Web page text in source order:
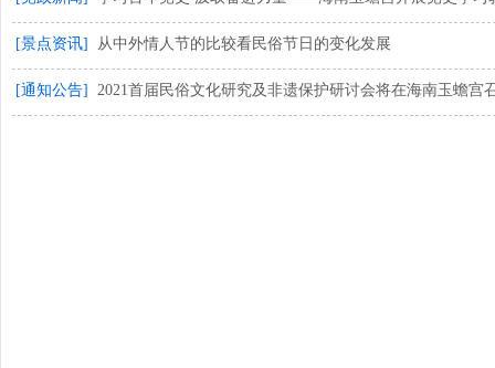
[景点资讯] 从中外情人节的比较看民俗节日的变化发展
[通知公告] 2021首届民俗文化研究及非遗保护研讨会将在海南玉蟾宫